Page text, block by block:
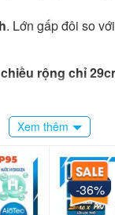
. Lớn gấp đôi so
rộng chỉ
. Tự sục rửa màng
thấp giúp người
trường hợp nước
Xem thêm
-36%